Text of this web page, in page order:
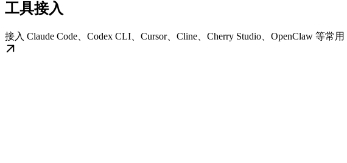
工具接入
接入 Claude Code、Codex CLI、Cursor、Cline、Cherry Studio、OpenClaw 等常用